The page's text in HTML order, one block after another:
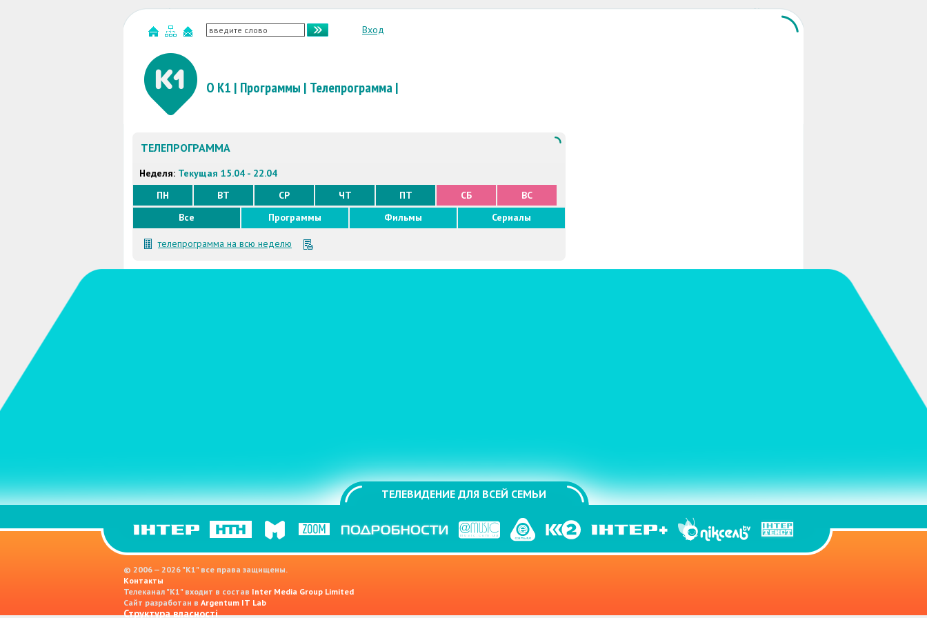
Вход
О К1 | Программы | Телепрограмма|
ТЕЛЕПРОГРАММА
Неделя: Текущая 15.04 - 22.04
ПН
ВТ СР ЧТ ПТ СБ
ВС
Все
Программы Фильмы Сериалы
телепрограмма на всю неделю
ТЕЛЕВИДЕНИЕ ДЛЯ ВСЕЙ СЕМЬИ
© 2006 — 2026 "K1" все права защищены.
Контакты
Телеканал "К1" входит в состав Inter Media Group Limited
Сайт разработан в Argentum IT Lab
Структура власності